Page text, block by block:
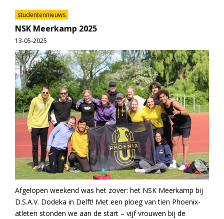
studentennieuws
NSK Meerkamp 2025
13-05-2025
Afgelopen weekend was het zover: het NSK Meerkamp bij
D.S.A.V. Dodeka in Delft! Met een ploeg van tien Phoenix-
atleten stonden we aan de start – vijf vrouwen bij de